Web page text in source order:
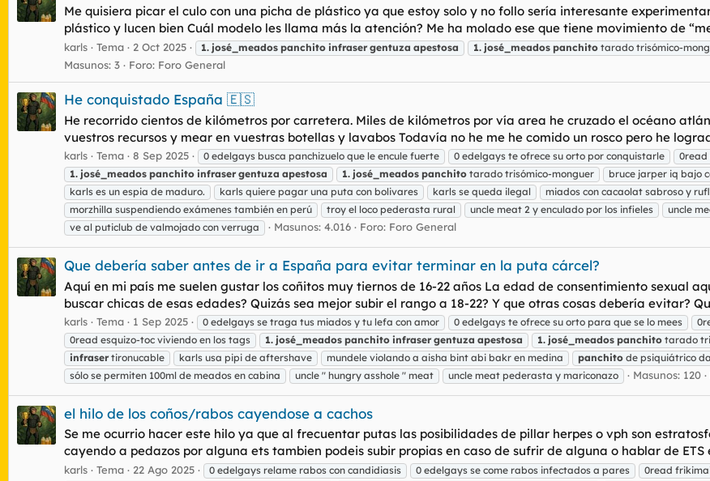
Me quisiera picar el culo con una picha de plástico ya que estoy solo y no follo sería interesante
plástico y lucen bien Cuál modelo les llama más la atención? Me ha molado ese que tiene movimiento de
karls Tema 2 Oct 2025 1. josé_meados panchito infraser gentuza apestosa 1. josé_meados panchito tarado trisómico-
Masunos: 3 Foro: Foro General
He conquistado España 🇪🇸
He recorrido cientos de kilómetros por carretera. Miles de kilómetros por vía area he cruzado el océano
vuestros recursos y mear en vuestras botellas y lavabos Todavía no he me he comido un rosco pero he
karls Tema 8 Sep 2025 0 edelgays busca panchizuelo que le encule fuerte 0 edelgays te ofrece su orto por conquistarle
0read
1. josé_meados panchito infraser gentuza apestosa 1. josé_meados panchito tarado trisómico-monguer bruce jarper iq bajo
karls es un espia de maduro.
karls quiere pagar una puta con bolivares karls se queda ilegal miados con cacaolat sabroso y
morzhilla suspendiendo exámenes también en perú
troy el loco pederasta rural uncle meat 2 y enculado por los infieles uncle
ve al puticlub de valmojado con verruga
Masunos: 4.016 Foro: Foro General
Que debería saber antes de ir a España para evitar terminar en la puta cárcel?
Aquí en mi país me suelen gustar los coñitos muy tiernos de 16-22 años La edad de consentimiento sexual
buscar chicas de esas edades? Quizás sea mejor subir el rango a 18-22? Y que otras cosas debería evitar?
karls Tema 1 Sep 2025 0 edelgays se traga tus miados y tu lefa con amor 0 edelgays te ofrece su orto para que se lo mees
0read esquizo-toc viviendo en los tags
1. josé_meados panchito infraser gentuza apestosa 1. josé_meados panchito tarado
infraser tironucable karls usa pipi de aftershave mundele violando a aisha bint abi bakr en medina panchito de psiquiátrico
sólo se permiten 100ml de meados en cabina
uncle " hungry asshole " meat uncle meat pederasta y mariconazo Masunos: 120
el hilo de los coños/rabos cayendose a cachos
Se me ocurrio hacer este hilo ya que al frecuentar putas las posibilidades de pillar herpes o vph son
cayendo a pedazos por alguna ets tambien podeis subir propias en caso de sufrir de alguna o hablar de ETS
karls Tema 22 Ago 2025 0 edelgays relame rabos con candidiasis 0 edelgays se come rabos infectados a pares
0read